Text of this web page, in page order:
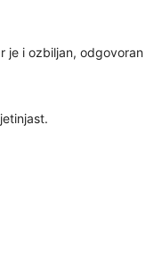
je i ozbiljan, odgovoran